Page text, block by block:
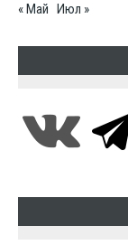
« Май Июл »